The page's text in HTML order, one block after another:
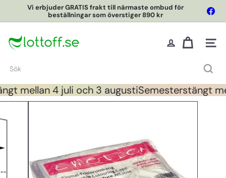
innehållet
Pausa
Vi erbjuder GRATIS frakt till närmaste ombud för
beställningar som överstiger 890 kr
o
O
f
O
Sök
mellan 4 juli och 3 augustiSemesterstängt